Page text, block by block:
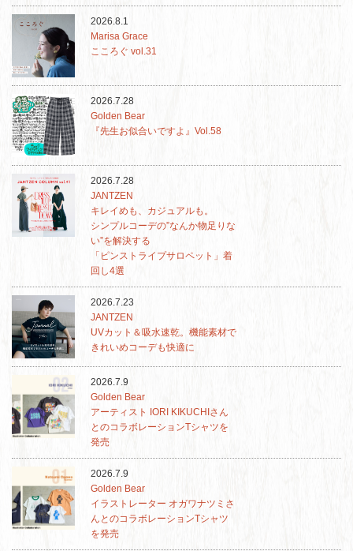
2026.8.1
Marisa Grace
こころぐ vol.31
2026.7.28
Golden Bear
『先生お似合いですよ』Vol.58
2026.7.28
JANTZEN
キレイめも、カジュアルも。
シンプルコーデの”なんか物足りな
い”を解決する
「ピンストライプサロペット」着
回し4選
2026.7.23
JANTZEN
UVカット＆吸水速乾。機能素材で
きれいめコーデも快適に
2026.7.9
Golden Bear
アーティスト IORI KIKUCHIさん
とのコラボレーションTシャツを
発売
2026.7.9
Golden Bear
イラストレーター オガワナツミさ
んとのコラボレーションTシャツ
を発売